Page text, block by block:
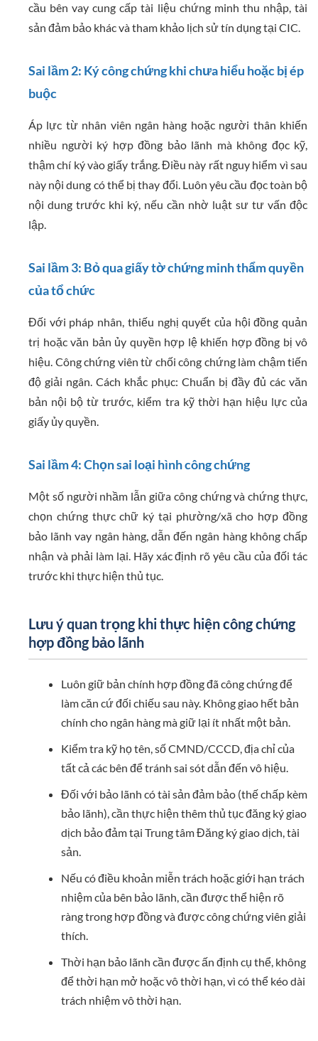
cầu bên vay cung cấp tài liệu chứng minh thu nhập, tài
sản đảm bảo khác và tham khảo lịch sử tín dụng tại CIC.
Sai lầm 2: Ký công chứng khi chưa hiểu hoặc bị ép
buộc
Áp lực từ nhân viên ngân hàng hoặc người thân khiến
nhiều người ký hợp đồng bảo lãnh mà không đọc kỹ,
thậm chí ký vào giấy trắng. Điều này rất nguy hiểm vì sau
này nội dung có thể bị thay đổi. Luôn yêu cầu đọc toàn bộ
nội dung trước khi ký, nếu cần nhờ luật sư tư vấn độc
lập.
Sai lầm 3: Bỏ qua giấy tờ chứng minh thẩm quyền
của tổ chức
Đối với pháp nhân, thiếu nghị quyết của hội đồng quản
trị hoặc văn bản ủy quyền hợp lệ khiến hợp đồng bị vô
hiệu. Công chứng viên từ chối công chứng làm chậm tiến
độ giải ngân. Cách khắc phục: Chuẩn bị đầy đủ các văn
bản nội bộ từ trước, kiểm tra kỹ thời hạn hiệu lực của
giấy ủy quyền.
Sai lầm 4: Chọn sai loại hình công chứng
Một số người nhầm lẫn giữa công chứng và chứng thực,
chọn chứng thực chữ ký tại phường/xã cho hợp đồng
bảo lãnh vay ngân hàng, dẫn đến ngân hàng không chấp
nhận và phải làm lại. Hãy xác định rõ yêu cầu của đối tác
trước khi thực hiện thủ tục.
Lưu ý quan trọng khi thực hiện công chứng
hợp đồng bảo lãnh
Luôn giữ bản chính hợp đồng đã công chứng để
làm căn cứ đối chiếu sau này. Không giao hết bản
chính cho ngân hàng mà giữ lại ít nhất một bản.
Kiểm tra kỹ họ tên, số CMND/CCCD, địa chỉ của
tất cả các bên để tránh sai sót dẫn đến vô hiệu.
Đối với bảo lãnh có tài sản đảm bảo (thế chấp kèm
bảo lãnh), cần thực hiện thêm thủ tục đăng ký giao
dịch bảo đảm tại Trung tâm Đăng ký giao dịch, tài
sản.
Nếu có điều khoản miễn trách hoặc giới hạn trách
nhiệm của bên bảo lãnh, cần được thể hiện rõ
ràng trong hợp đồng và được công chứng viên giải
thích.
Thời hạn bảo lãnh cần được ấn định cụ thể, không
để thời hạn mở hoặc vô thời hạn, vì có thể kéo dài
trách nhiệm vô thời hạn.